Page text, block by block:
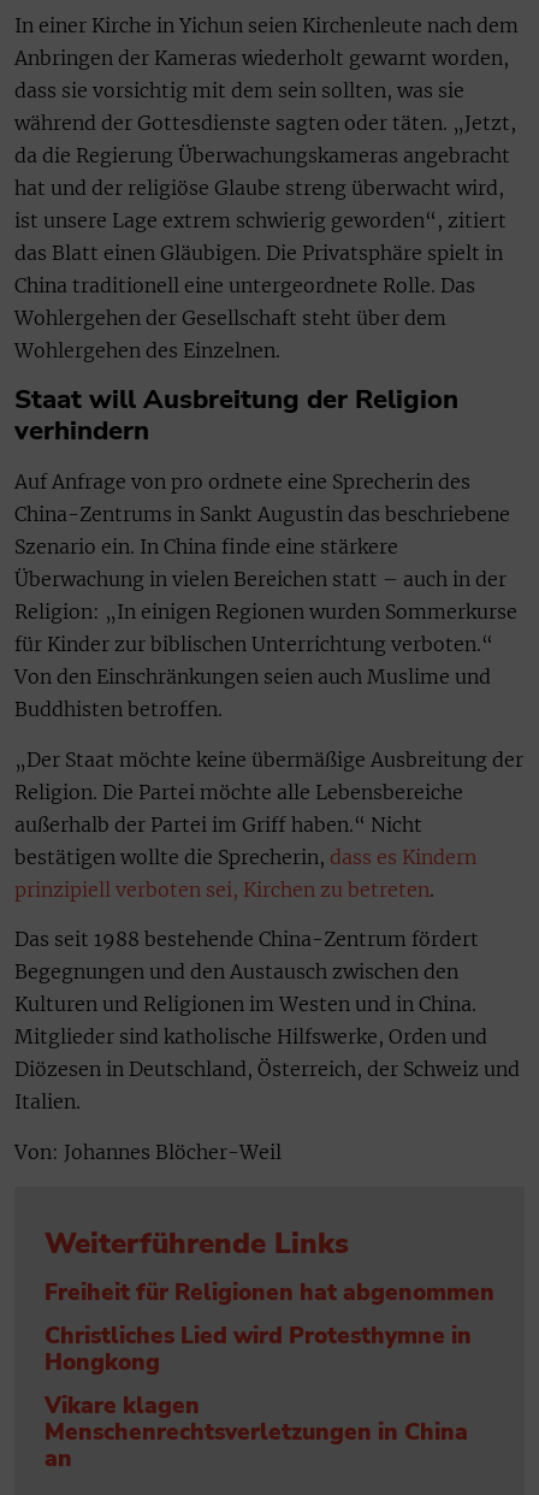
In einer Kirche in Yichun seien Kirchenleute nach dem
Anbringen der Kameras wiederholt gewarnt worden,
dass sie vorsichtig mit dem sein sollten, was sie
während der Gottesdienste sagten oder täten. „Jetzt,
da die Regierung Überwachungskameras angebracht
hat und der religiöse Glaube streng überwacht wird,
ist unsere Lage extrem schwierig geworden“, zitiert
das Blatt einen Gläubigen. Die Privatsphäre spielt in
China traditionell eine untergeordnete Rolle. Das
Wohlergehen der Gesellschaft steht über dem
Wohlergehen des Einzelnen.
Staat will Ausbreitung der Religion
verhindern
Auf Anfrage von pro ordnete eine Sprecherin des
China-Zentrums in Sankt Augustin das beschriebene
Szenario ein. In China finde eine stärkere
Überwachung in vielen Bereichen statt – auch in der
Religion: „In einigen Regionen wurden Sommerkurse
für Kinder zur biblischen Unterrichtung verboten.“
Von den Einschränkungen seien auch Muslime und
Buddhisten betroffen.
„Der Staat möchte keine übermäßige Ausbreitung der
Religion. Die Partei möchte alle Lebensbereiche
außerhalb der Partei im Griff haben.“ Nicht
bestätigen wollte die Sprecherin, dass es Kindern
prinzipiell verboten sei, Kirchen zu betreten.
Das seit 1988 bestehende China-Zentrum fördert
Begegnungen und den Austausch zwischen den
Kulturen und Religionen im Westen und in China.
Mitglieder sind katholische Hilfswerke, Orden und
Diözesen in Deutschland, Österreich, der Schweiz und
Italien.
Von: Johannes Blöcher-Weil
Weiterführende Links
Freiheit für Religionen hat abgenommen
Christliches Lied wird Protesthymne in
Hongkong
Vikare klagen
Menschenrechtsverletzungen in China
an